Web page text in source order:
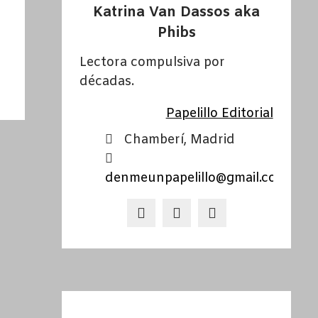
Katrina Van Dassos aka
Phibs
Lectora compulsiva por
décadas.
Papelillo Editorial
Chamberí, Madrid
denmeunpapelillo@gmail.com